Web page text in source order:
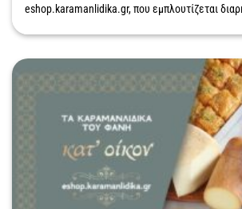
eshop.karamanlidika.gr, που εμπλουτίζεται